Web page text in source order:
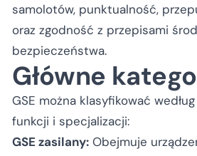
samolotów, punktualność,
oraz zgodność z przepisami
bezpieczeństwa.
Główne
GSE można klasyfikować według
funkcji i specjalizacji:
GSE zasilany: Obejmuje